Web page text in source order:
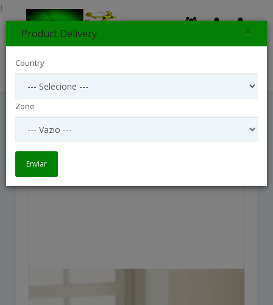
New Sunrise Bouquet
}
Product Delivery ×
Country
Zone
Enviar